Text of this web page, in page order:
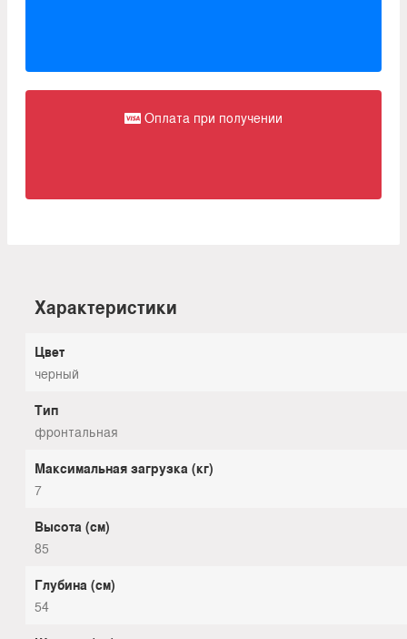
Оплата при получении
Характеристики
Цвет
черный
Тип
фронтальная
Максимальная загрузка (кг)
7
Высота (см)
85
Глубина (см)
54